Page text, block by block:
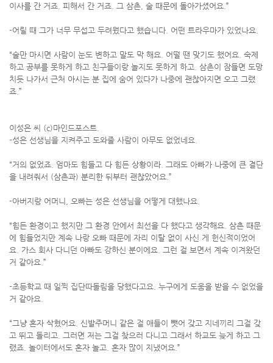
이사를 간 거죠. 피해서 간 거죠. 그 삼촌, 술 때문에 돌아가셨어요.”
-어릴 때 그가 너무 무섭고 두려웠다고 했습니다. 어떤 트라우마가 있었나요.
“술만 마시면 사람이 눈도 변하고 말도 막 해요. 어떨 땐 맞기도 했어요. 숙제
하고 공부를 못하게 하고 친구들이랑 놀지도 못하게 하고. 삼촌이 잠들면 도망
치듯 나가서 근처 아시는 분 집에 숨어 있다가 나중에 괜찮아지면 오고 그랬
죠.”
이성은 씨 (c)마인드포스트.
-성은 선생님을 지켜주고 도와줄 사람이 아무도 없었네요.
“거의 없었죠. 엄마도 힘들고 다 힘든 상황이라. 그래도 아빠가 나중에 큰 결단
을 내려줘서 (삼촌과) 분리한 뒤부터 괜찮았어요.”
-아버지랑 어머니, 오빠는 성은 선생님을 어떻게 대했나요.
“힘든 환경이고 했지만 그 환경 안에서 최선을 다 했다고 생각해요. 삼촌 때문
에 힘들었지만 계속 나랑 오빠 때문에 자리 이탈 없이 사신 게 헌신적이었어
요. 가스 회사 다니던 아빠도 강하신 분이에요. 그런 걸 보면서 계속 이겨왔던
거 같아요.”
-초등학교 때 일찍 집단따돌림을 당했다고요. 누구에게 도움을 받을 수 없었을
거 같아요.
“그냥 혼자 삭혔어요. 신발주머니 같은 걸 애들이 뺏어 갖고 지네끼리 그걸 갖
고 뛰고 돌리고. 그러면 저는 그걸 찾으러 다니고 그래서 하교도 늦게 하고 그
랬죠. 놀이터에서도 혼자 놀고. 혼자 많이 지냈어요.”